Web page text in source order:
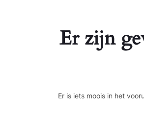
Er zijn
Er is iets moois in het